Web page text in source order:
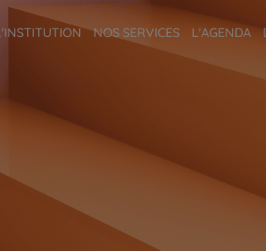
NOS SERVICES L'AGENDA